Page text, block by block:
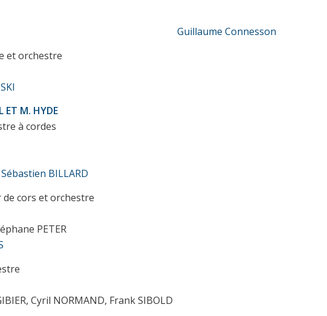
Guillaume Connesson
et orchestre
ET M. HYDE
à cordes
Sébastien BILLARD
cors et orchestre
PETER
Cyril NORMAND, Frank SIBOLD